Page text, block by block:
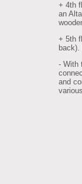
+ 4th
an
+ 5th
- With
and